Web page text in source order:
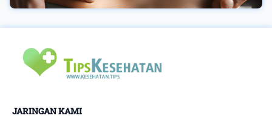
JARINGAN KAMI